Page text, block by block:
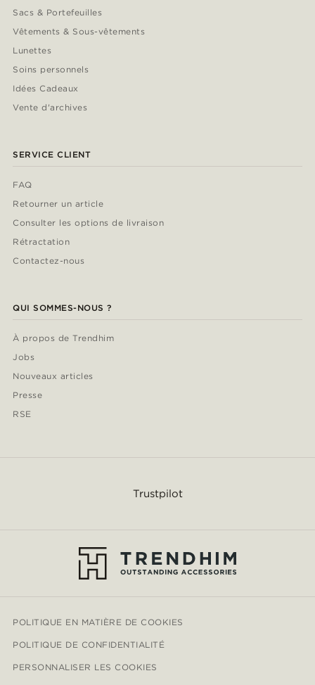
Sacs & Portefeuilles
Vêtements & Sous-vêtements
Lunettes
Soins personnels
Idées Cadeaux
Vente d'archives
SERVICE CLIENT
FAQ
Retourner un article
Consulter les options de livraison
Rétractation
Contactez-nous
QUI SOMMES-NOUS ?
À propos de Trendhim
Jobs
Nouveaux articles
Presse
RSE
Trustpilot
POLITIQUE EN MATIÈRE DE COOKIES
POLITIQUE DE CONFIDENTIALITÉ
PERSONNALISER LES COOKIES